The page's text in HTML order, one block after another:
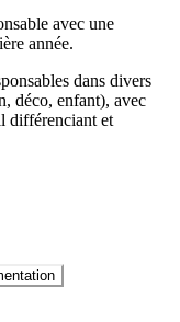
avec une
année.
dans divers
déco, enfant), avec
différenciant et